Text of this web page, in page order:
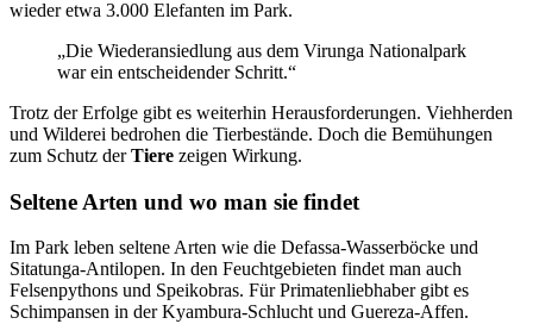
wieder etwa 3.000 Elefanten im Park.
„Die Wiederansiedlung aus dem Virunga Nationalpark
war ein entscheidender Schritt.“
Trotz der Erfolge gibt es weiterhin Herausforderungen. Viehherden
und Wilderei bedrohen die Tierbestände. Doch die Bemühungen
zum Schutz derTiere zeigen Wirkung.
Seltene Arten und wo man sie findet
Im Park leben seltene Arten wie die Defassa-Wasserböcke und
Sitatunga-Antilopen. In den Feuchtgebieten findet man auch
Felsenpythons und Speikobras. Für Primatenliebhaber gibt es
Schimpansen in der Kyambura-Schlucht und Guereza-Affen.